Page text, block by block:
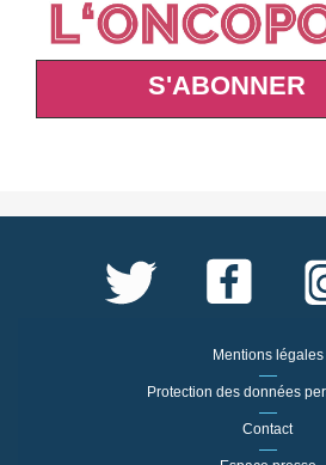
S'ABONNER
Mentions légales
Protection des données
Contact